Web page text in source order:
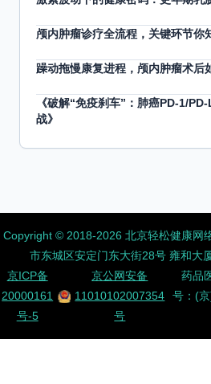
颅内肿瘤诊疗全流程，关键环节你
躁动拖慢康复进程，颅内肿瘤术后
《破解“免疫刹车”：肺癌PD-1/
战》
Copyright ©️ 2018-2026 北京轻松健康网
市东城区安定门东大街28号 雍和大
京ICP备
20000161
号-5
京公网安备
11010102007354
号
药品
号：(